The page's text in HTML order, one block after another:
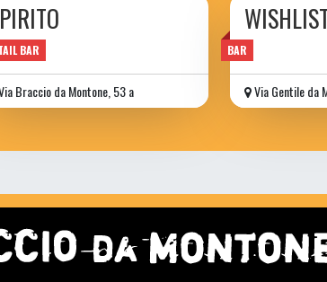
BAR
Braccio da Montone, 53 a
BAR
Via Gentile da